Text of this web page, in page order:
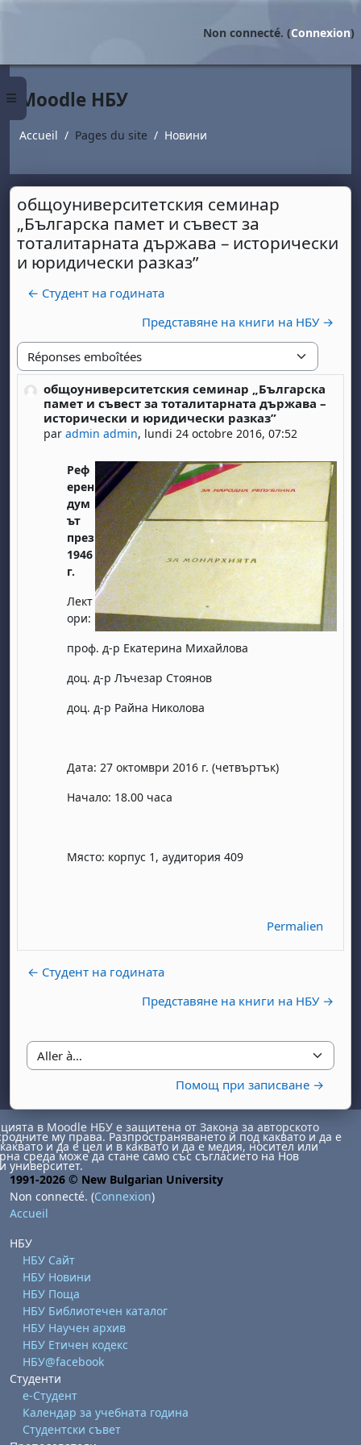
Panneau latéral
Non connecté. (Connexion)
Moodle НБУ
Accueil Pages du site Новини
общоуниверситетския семинар
„Българска памет и съвест за
тоталитарната държава – исторически
и юридически разказ”
← Студент на годината
Представяне на книги на НБУ →
Type d'affichage
общоуниверситетския семинар „Българска
памет и съвест за тоталитарната държава –
исторически и юридически разказ”
paradmin admin, lundi 24 octobre 2016, 07:52
Nombre de réponses : 0
Реф
ерен
дум
ът
през
1946
г.
Лект
ори:
проф. д-р Екатерина Михайлова
доц. д-р Лъчезар Стоянов
доц. д-р Райна Николова
Дата: 27 октомври 2016 г. (четвъртък)
Начало: 18.00 часа
Място: корпус 1, аудитория 409
Permalien
← Студент на годината
Представяне на книги на НБУ →
Aller à…
Помощ при записване →
samedi 1 août
dimanche 2 août
в Moodle НБУ е защитена от Закона за авторското
му права. Разпространяването й под каквато и да е
и да е цел и в каквато и да е медия, носител или
среда може да стане само със съгласието на Нов
университет.
1991-2026 © New Bulgarian University
Non connecté. (Connexion)
Accueil
НБУ
НБУ Сайт
НБУ Новини
НБУ Поща
НБУ Библиотечен каталог
НБУ Научен архив
НБУ Етичен кодекс
НБУ@facebook
Студенти
е-Студент
Календар за учебната година
Студентски съвет